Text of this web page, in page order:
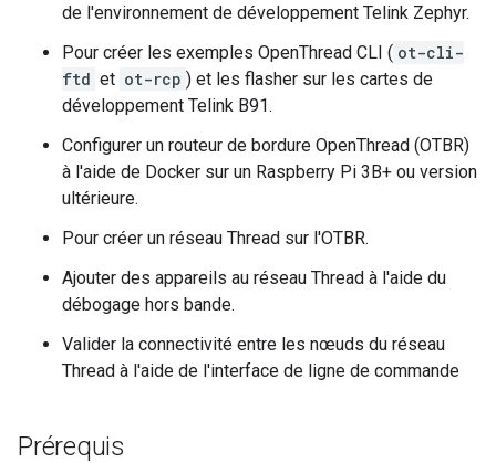
de l'environnement de développement Telink Zephyr.
Pour créer les exemples OpenThread CLI ( ot-cli-
ftd et ot-rcp ) et les flasher sur les cartes de
développement Telink B91.
Configurer un routeur de bordure OpenThread (OTBR)
à l'aide de Docker sur un Raspberry Pi 3B+ ou version
ultérieure.
Pour créer un réseau Thread sur l'OTBR.
Ajouter des appareils au réseau Thread à l'aide du
débogage hors bande.
Valider la connectivité entre les nœuds du réseau
Thread à l'aide de l'interface de ligne de commande
Prérequis